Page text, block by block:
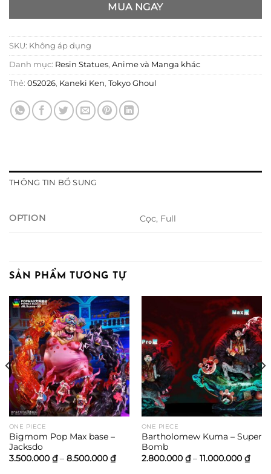
MUA NGAY
SKU: Không áp dụng
Danh mục: Resin Statues, Anime và Manga khác
Thẻ: 052026, Kaneki Ken, Tokyo Ghoul
THÔNG TIN BỔ SUNG
OPTION Cọc, Full
SẢN PHẨM TƯƠNG TỰ
ONE PIECE
Bigmom Pop Max base –
Jacksdo
3.500.000 ₫ – 8.500.000 ₫Khoảng
giá:
ONE PIECE
Bartholomew Kuma – Super
Bomb
2.800.000 ₫ – 11.000.000 ₫
giá:
₫
₫